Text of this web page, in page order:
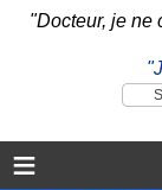
"Docteur, je ne
≡